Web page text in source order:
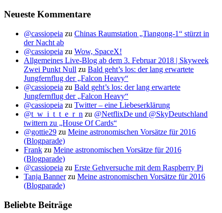
Neueste Kommentare
@cassiopeia zu Chinas Raumstation „Tiangong-1“ stürzt in
der Nacht ab
@cassiopeia zu Wow, SpaceX!
Allgemeines Live-Blog ab dem 3. Februar 2018 | Skyweek
Zwei Punkt Null zu Bald geht’s los: der lang erwartete
Jungfernflug der „Falcon Heavy“
@cassiopeia zu Bald geht’s los: der lang erwartete
Jungfernflug der „Falcon Heavy“
@cassiopeia zu Twitter – eine Liebeserklärung
@t_w_i_t_t_e_r_n zu @NetflixDe und @SkyDeutschland
twittern zu „House Of Cards“
@gottie29 zu Meine astronomischen Vorsätze für 2016
(Blogparade)
Frank zu Meine astronomischen Vorsätze für 2016
(Blogparade)
@cassiopeia zu Erste Gehversuche mit dem Raspberry Pi
Tanja Bannerzu Meine astronomischen Vorsätze für 2016
(Blogparade)
Beliebte Beiträge